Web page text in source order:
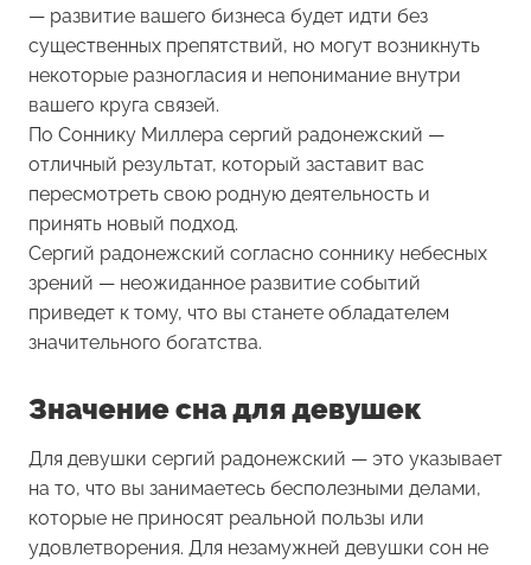
— развитие вашего бизнеса будет идти без
существенных препятствий, но могут возникнуть
некоторые разногласия и непонимание внутри
вашего круга связей.
По Соннику Миллера сергий радонежский —
отличный результат, который заставит вас
пересмотреть свою родную деятельность и
принять новый подход.
Сергий радонежский согласно соннику небесных
зрений — неожиданное развитие событий
приведет к тому, что вы станете обладателем
значительного богатства.
Значение сна для девушек
Для девушки сергий радонежский — это указывает
на то, что вы занимаетесь бесполезными делами,
которые не приносят реальной пользы или
удовлетворения. Для незамужней девушки сон не